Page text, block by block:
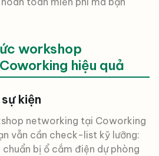
workshop
hiệu quả
kiện
networking tại Coworking
vẫn cần check-list kỹ lưỡng:
bị ổ cắm điện dự phòng